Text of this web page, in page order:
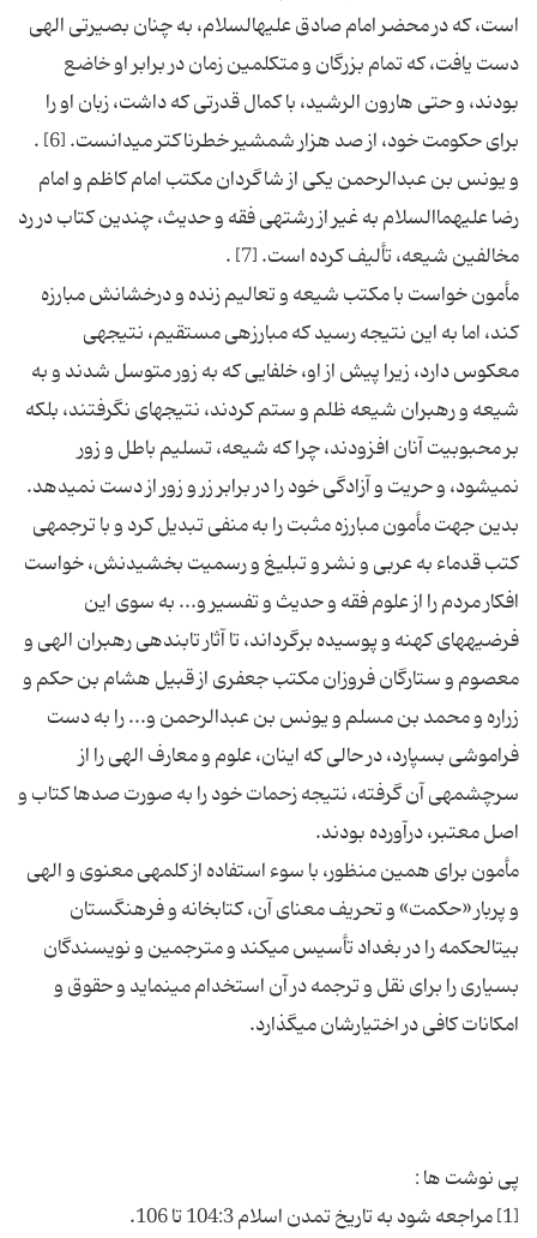
است، که در محضر امام صادق علیه‏السلام، به چنان بصیرتی الهی
دست یافت، که تمام بزرگان و متکلمین زمان در برابر او خاضع
بودند، و حتی هارون الرشید، با کمال قدرتی که داشت، زبان او را
و یونس بن عبدالرحمن یکی از شاگردان مکتب امام کاظم و امام
رضا علیهماالسلام به غیر از رشته‏ی فقه و حدیث، چندین کتاب در رد
مأمون خواست با مکتب شیعه و تعالیم زنده و درخشانش مبارزه
کند، اما به این نتیجه رسید که مبارزه‏ی مستقیم، نتیجه‏ی
معکوس دارد، زیرا پیش از او، خلفایی که به زور متوسل شدند و به
شیعه و رهبران شیعه ظلم و ستم کردند، نتیجه‏ای نگرفتند، بلکه
بر محبوبیت آنان افزودند، چرا که شیعه، تسلیم باطل و زور
بدین جهت مأمون مبارزه مثبت را به منفی تبدیل کرد و با ترجمه‏ی
کتب قدماء به عربی و نشر و تبلیغ و رسمیت بخشیدنش، خواست
افکار مردم را از علوم فقه و حدیث و تفسیر و... به سوی این
فرضیه‏های کهنه و پوسیده برگرداند، تا آثار تابنده‏ی رهبران الهی و
معصوم و ستارگان فروزان مکتب جعفری از قبیل هشام بن حکم و
زراره و محمد بن مسلم و یونس بن عبدالرحمن و... را به دست
فراموشی بسپارد، در حالی که اینان، علوم و معارف الهی را از
سرچشمه‏ی آن گرفته، نتیجه زحمات خود را به صورت صدها کتاب و
مأمون برای همین منظور، با سوء استفاده از کلمه‏ی معنوی و الهی
و پربار «حکمت» و تحریف معنای آن، کتابخانه و فرهنگستان
بیت‏الحکمه را در بغداد تأسیس می‏کند و مترجمین و نویسندگان
بسیاری را برای نقل و ترجمه در آن استخدام می‏نماید و حقوق و